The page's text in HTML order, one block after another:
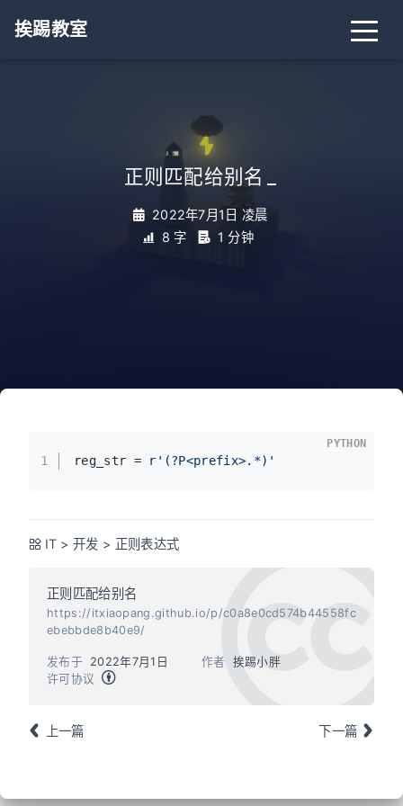
挨踢教室
正则匹配给别名
2022年7月1日 凌晨
8 字
1 分钟
1 reg_str = r'(?P<prefix>.*)'
PYTHON
IT > 开发 > 正则表达式
正则匹配给别名
https://itxiaopang.github.io/p/c0a8e0cd574b44558fc
ebebbde8b40e9/
作者 挨踢小胖
发布于
2022年7月1日
许可协议
上一篇 下一篇